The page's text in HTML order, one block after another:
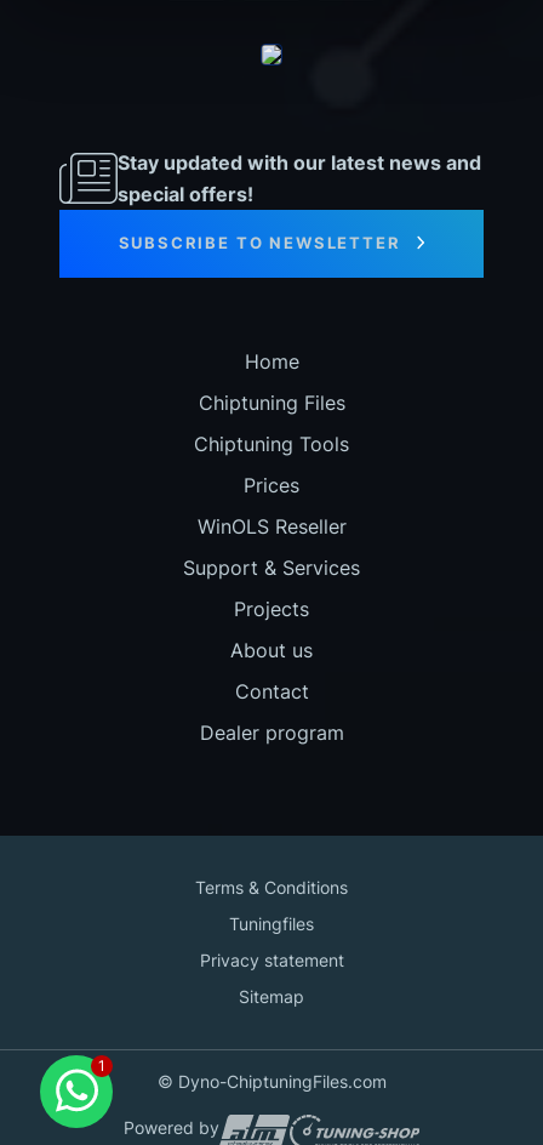
Stay updated with our latest news and
special offers!
SUBSCRIBE TO NEWSLETTER
Home
Chiptuning Files
Chiptuning Tools
Prices
WinOLS Reseller
Support & Services
Projects
About us
Contact
Dealer program
Terms & Conditions
Tuningfiles
Privacy statement
Sitemap
© Dyno-ChiptuningFiles.com
Powered by
Contact us